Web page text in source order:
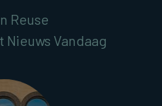
Reuse
Nieuws Vandaag